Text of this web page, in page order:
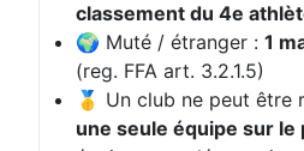
classement du 4e
🌍 Muté / étranger : 1
(reg. FFA art. 3.2.1.5)
🥇 Un club ne peut être
une seule équipe sur le